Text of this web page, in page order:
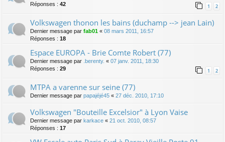
Réponses : 42 1 2
Volkswagen thonon les bains (duchamp --> jean Lain)
Dernier message par fab01 « 08 mars 2011, 16:57
Réponses : 18
Espace EUROPA - Brie Comte Robert (77)
Dernier message par .berenty. « 07 janv. 2011, 18:30
Réponses : 29 1 2
MTPA a varenne sur seine (77)
Dernier message par papajéjé45 « 27 déc. 2010, 17:10
Volkswagen "Bouteille Excelsior" à Lyon Vaise
Dernier message par karkace « 21 oct. 2010, 08:57
Réponses : 17